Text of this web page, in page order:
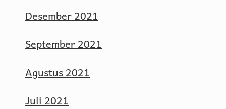
Desember 2021
September 2021
Agustus 2021
Juli 2021